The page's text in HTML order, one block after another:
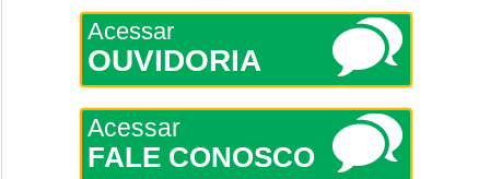
Acessar
OUVIDORIA
Acessar
FALE CONOSCO